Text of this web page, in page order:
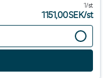
1/st
1151,00SEK/st